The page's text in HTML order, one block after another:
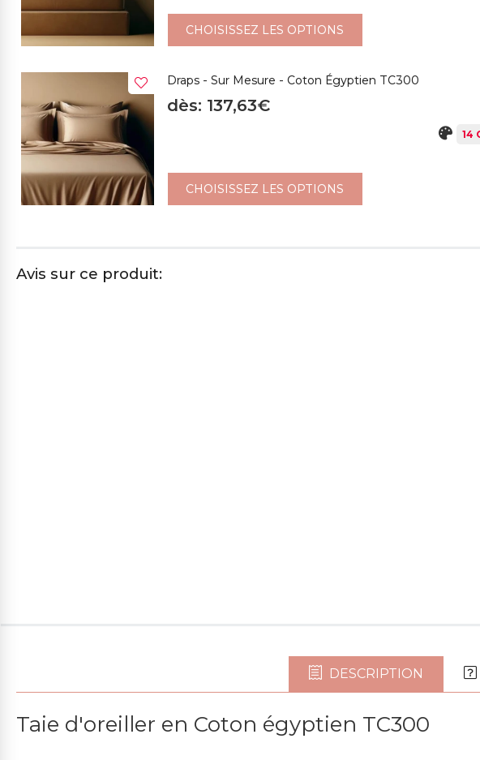
CHOISISSEZ LES OPTIONS
Draps - Sur Mesure - Coton Égyptien TC300
dès: 137,63€
14
CHOISISSEZ LES OPTIONS
Avis sur ce produit:
DESCRIPTION
Taie d'oreiller en Coton égyptien TC300